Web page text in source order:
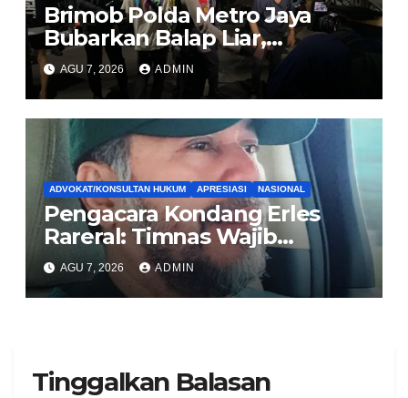
Brimob Polda Metro Jaya
Bubarkan Balap Liar,
Sembilan Motor Diamankan
di Jakarta Timur
AGU 7, 2026 ADMIN
ADVOKAT/KONSULTAN HUKUM APRESIASI NASIONAL
Pengacara Kondang Erles
Rareral: Timnas Wajib
Menang Lawan Singapura,
Jadi Kado HUT Kemerdekaan
untuk Rakyat
AGU 7, 2026 ADMIN
Tinggalkan Balasan